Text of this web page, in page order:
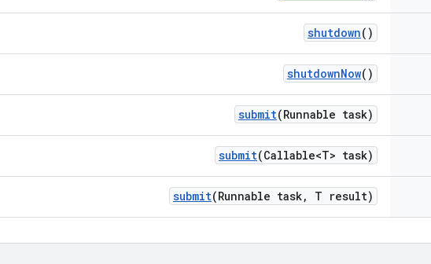
shutdown()
shutdownNow()
submit(Runnable task)
submit(Callable<T> task)
submit(Runnable task, T result)